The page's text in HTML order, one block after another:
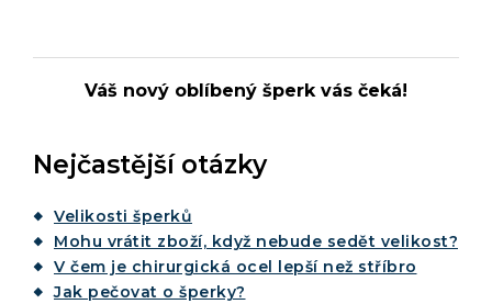
Váš nový oblíbený šperk vás čeká!
Nejčastější otázky
Velikosti šperků
Mohu vrátit zboží, když nebude sedět velikost?
V čem je chirurgická ocel lepší než stříbro
Jak pečovat o šperky?